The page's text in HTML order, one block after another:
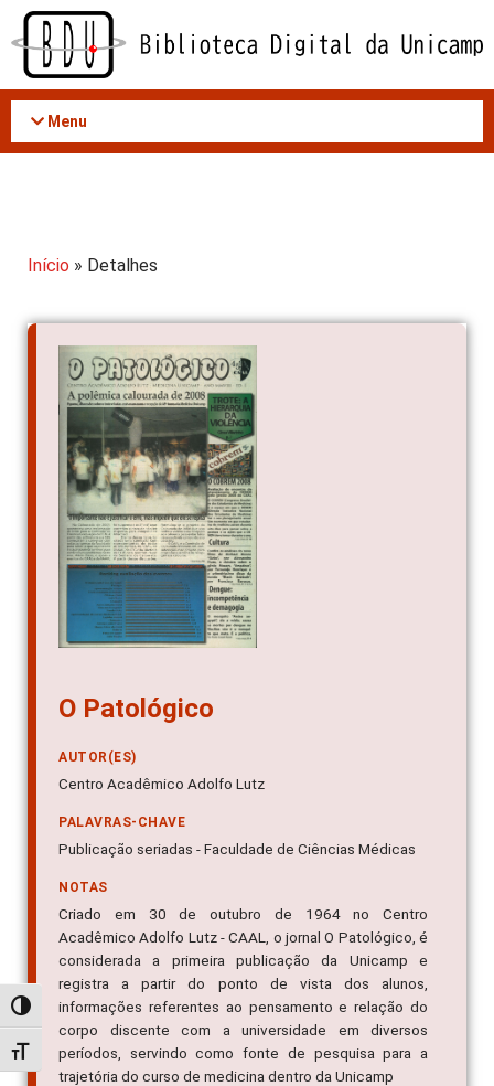
Acessar
conteúdo
Alternar alto contraste
Alternar tamanho da fonte
Menu
Início » Detalhes
O Patológico
AUTOR(ES)
Centro Acadêmico Adolfo Lutz
PALAVRAS-CHAVE
Publicação seriadas - Faculdade de Ciências Médicas
NOTAS
Criado em 30 de outubro de 1964 no Centro
Acadêmico Adolfo Lutz - CAAL, o jornal O Patológico, é
considerada a primeira publicação da Unicamp e
registra a partir do ponto de vista dos alunos,
informações referentes ao pensamento e relação do
corpo discente com a universidade em diversos
períodos, servindo como fonte de pesquisa para a
trajetória do curso de medicina dentro da Unicamp